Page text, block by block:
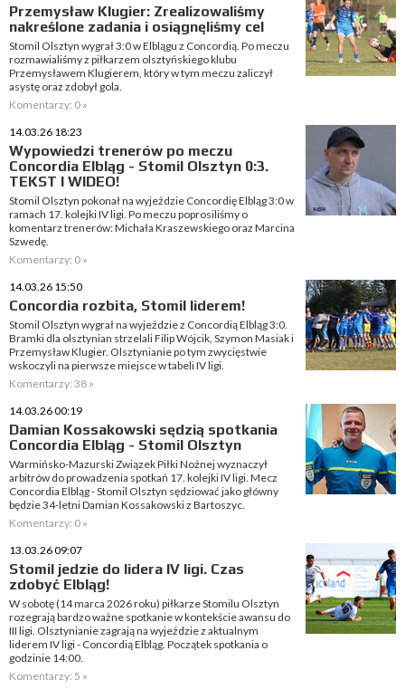
Przemysław Klugier: Zrealizowaliśmy
nakreślone zadania i osiągnęliśmy cel
Stomil Olsztyn wygrał 3:0 w Elblągu z Concordią. Po meczu
rozmawialiśmy z piłkarzem olsztyńskiego klubu
Przemysławem Klugierem, który w tym meczu zaliczył
asystę oraz zdobył gola.
Komentarzy: 0 »
14.03.26 18:23
Wypowiedzi trenerów po meczu
Concordia Elbląg - Stomil Olsztyn 0:3.
TEKST I WIDEO!
Stomil Olsztyn pokonał na wyjeździe Concordię Elbląg 3:0 w
ramach 17. kolejki IV ligi. Po meczu poprosiliśmy o
komentarz trenerów: Michała Kraszewskiego oraz Marcina
Szwedę.
Komentarzy: 0 »
14.03.26 15:50
Concordia rozbita, Stomil liderem!
Stomil Olsztyn wygrał na wyjeździe z Concordią Elbląg 3:0.
Bramki dla olsztynian strzelali Filip Wójcik, Szymon Masiak i
Przemysław Klugier. Olsztynianie po tym zwycięstwie
wskoczyli na pierwsze miejsce w tabeli IV ligi.
Komentarzy: 38 »
14.03.26 00:19
Damian Kossakowski sędzią spotkania
Concordia Elbląg - Stomil Olsztyn
Warmińsko-Mazurski Związek Piłki Nożnej wyznaczył
arbitrów do prowadzenia spotkań 17. kolejki IV ligi. Mecz
Concordia Elbląg - Stomil Olsztyn sędziować jako główny
będzie 34-letni Damian Kossakowski z Bartoszyc.
Komentarzy: 0 »
13.03.26 09:07
Stomil jedzie do lidera IV ligi. Czas
zdobyć Elbląg!
W sobotę (14 marca 2026 roku) piłkarze Stomilu Olsztyn
rozegrają bardzo ważne spotkanie w kontekście awansu do
III ligi. Olsztynianie zagrają na wyjeździe z aktualnym
liderem IV ligi - Concordią Elbląg. Początek spotkania o
godzinie 14:00.
Komentarzy: 5 »